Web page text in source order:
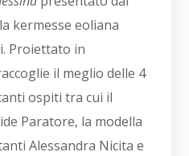
kermesse eoliana
Proiettato in
il meglio delle 4
ospiti tra cui il
Paratore, la modella
Alessandra Nicita e